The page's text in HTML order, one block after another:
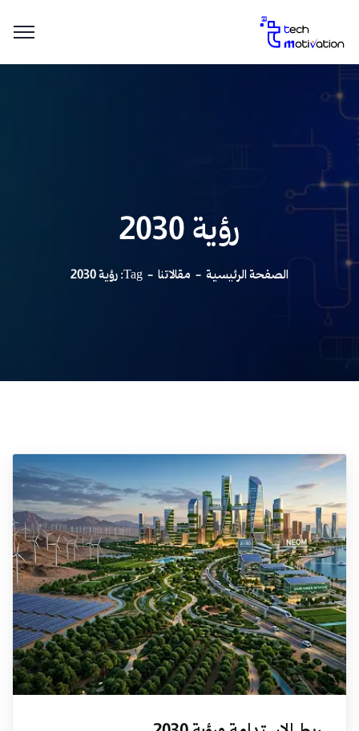
رؤية 2030
الصفحة الرئيسية مقالاتنا Tag: رؤية 2030